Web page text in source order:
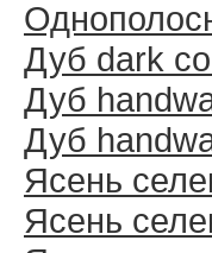
Дуб dark
Дуб
Дуб
Ясень
Ясень